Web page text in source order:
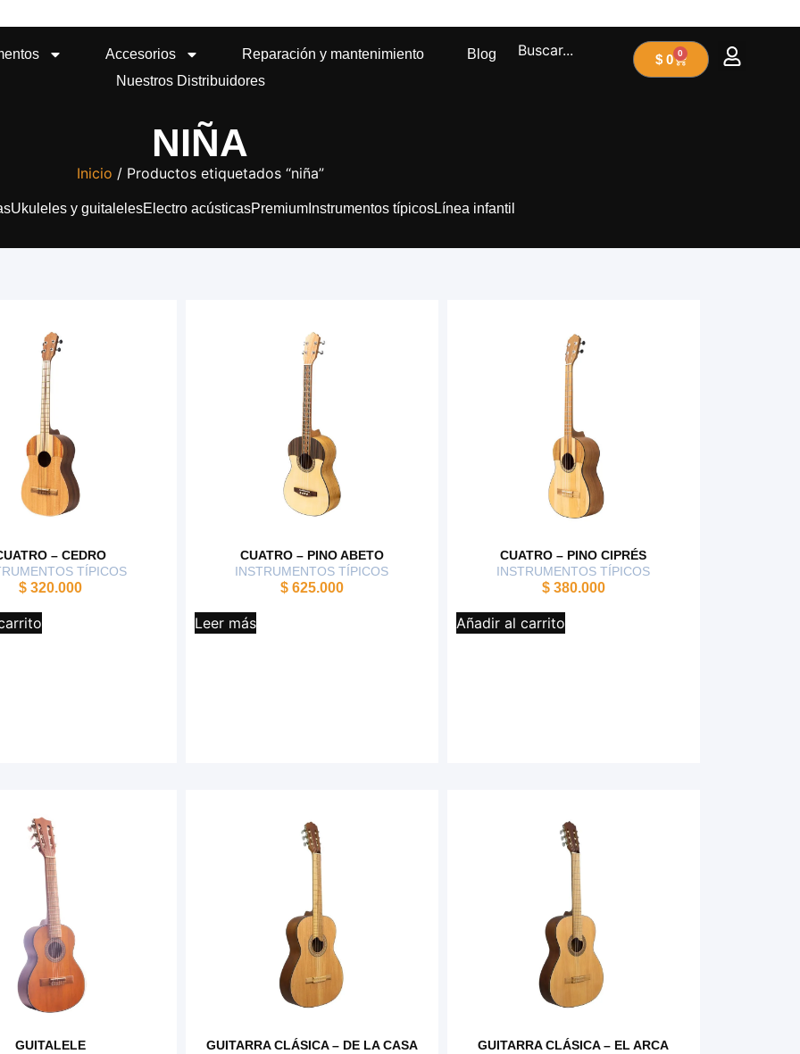
Accesorios Reparación y mantenimiento
Blog
Nuestros Distribuidores
$ 0 0
NIÑA
Inicio / Productos etiquetados “niña”
Ukuleles y guitalelesElectro acústicasPremium Instrumentos típicosLínea infantil
– CEDRO
TÍPICOS
$320.000
CUATRO – PINO ABETO
INSTRUMENTOS TÍPICOS
$625.000
Leer más
CUATRO – PINO CIPRÉS
INSTRUMENTOS TÍPICOS
$380.000
Añadir al carrito
GUITALELE
GUITARRA CLÁSICA – DE LA CASA
GUITARRA CLÁSICA – EL ARCA